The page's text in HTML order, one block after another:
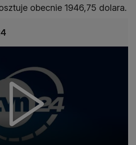
obecnie 1946,75 dolara.